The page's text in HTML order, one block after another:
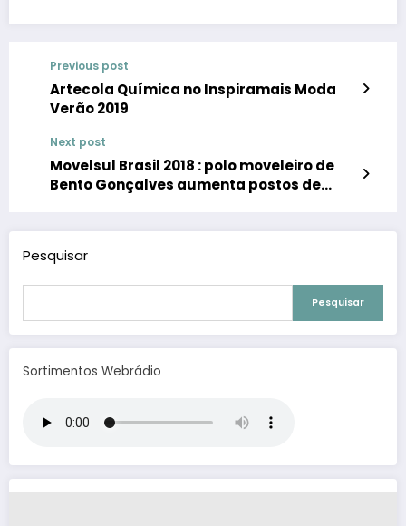
Previous post
Artecola Química no Inspiramais Moda
Verão 2019
Next post
Movelsul Brasil 2018 : polo moveleiro de
Bento Gonçalves aumenta postos de
Pesquisar
Pesquisar
Sortimentos Webrádio